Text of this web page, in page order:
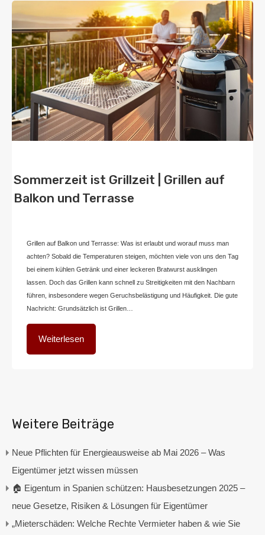
Sommerzeit ist Grillzeit | Grillen auf
Balkon und Terrasse
Grillen auf Balkon und Terrasse: Was ist erlaubt und worauf muss man
achten? Sobald die Temperaturen steigen, möchten viele von uns den Tag
bei einem kühlen Getränk und einer leckeren Bratwurst ausklingen
lassen. Doch das Grillen kann schnell zu Streitigkeiten mit den Nachbarn
führen, insbesondere wegen Geruchsbelästigung und Häufigkeit. Die gute
Nachricht: Grundsätzlich ist Grillen…
Weiterlesen
Weitere Beiträge
Neue Pflichten für Energieausweise ab Mai 2026 – Was
Eigentümer jetzt wissen müssen
🏠 Eigentum in Spanien schützen: Hausbesetzungen 2025 –
neue Gesetze, Risiken & Lösungen für Eigentümer
„Mieterschäden: Welche Rechte Vermieter haben & wie Sie